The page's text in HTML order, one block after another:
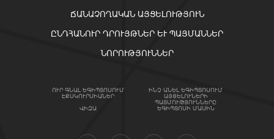
ՃԱՆԱՉՈՂԱԿԱՆ ԱՅՑԵԼՈՒԹՅՈՒՆ
ԸՆԴՀԱՆՈՒՐ ԴՐՈՒՅԹՆԵՐ ԵՒ ՊԱՅՄԱՆՆԵՐ
ՆՈՐՈՒԹՅՈՒՆՆԵՐ
ՈՒՐ ԳՆԱԼ ԵԳԻՊՏՈՍՈՒՄ ԻՆՉ ԱՆԵԼ ԵԳԻՊՏՈՍՈՒՄ
ԷՔՍԿՈՒՐՍԻԱՆԵՐ ԱՅՑԵԼՈՒՆԵՐԻ
ՊԱՏՄՈՒԹՅՈՒՆՆԵՐԸ
ՎԻԶԱ ԵԳԻՊՏՈՍԻ ՄԱՍԻՆ